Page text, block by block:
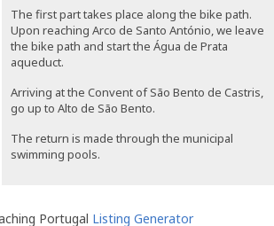
The first part takes place along the bike path.
Upon reaching Arco de Santo António, we leave
the bike path and start the Água de Prata
aqueduct.
Arriving at the Convent of São Bento de Castris,
go up to Alto de São Bento.
The return is made through the municipal
swimming pools.
Portugal Listing Generator